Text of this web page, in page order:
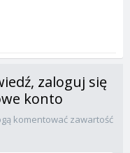
zaloguj się
konto
komentować zawartość